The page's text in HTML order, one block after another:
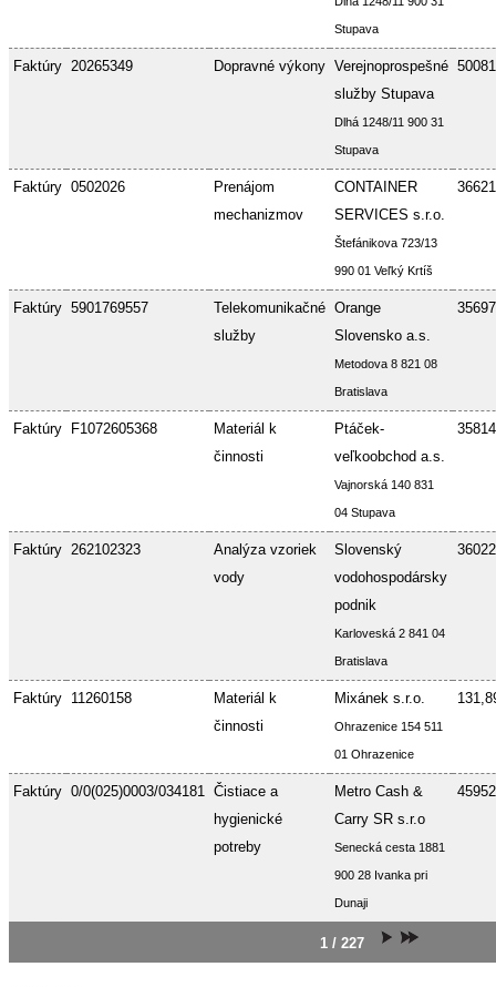
Stupava
Faktúry 20265349 Dopravné výkony Verejnoprospešné
služby Stupava
Dlhá 1248/11 900 31
Stupava
Faktúry 0502026
Prenájom
mechanizmov
CONTAINER
SERVICES s.r.o.
Štefánikova 723/13
990 01 Veľký Krtíš
Faktúry 5901769557
Telekomunikačné
služby
Orange
Slovensko a.s.
Metodova 8 821 08
Bratislava
Faktúry F1072605368
Materiál k
činnosti
Ptáček-
veľkoobchod a.s.
Vajnorská 140 831
04 Stupava
Faktúry 262102323
Analýza vzoriek
vody
Slovenský
vodohospodársky
podnik
Karloveská 2 841 04
Bratislava
Faktúry 11260158
Materiál k
činnosti
Mixánek s.r.o.
Ohrazenice 154 511
01 Ohrazenice
Faktúry 0/0(025)0003/034181 Čistiace a
hygienické
potreby
Metro Cash &
Carry SR s.r.o
Senecká cesta 1881
900 28 Ivanka pri
Dunaji
1 / 227